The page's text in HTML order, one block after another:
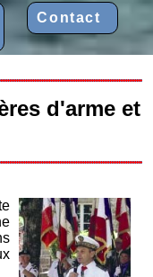
Contact
d'arme et